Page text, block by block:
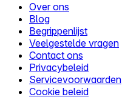
Over ons
Blog
Begrippenlijst
Veelgestelde vragen
Contact ons
Privacybeleid
Servicevoorwaarden
Cookie beleid